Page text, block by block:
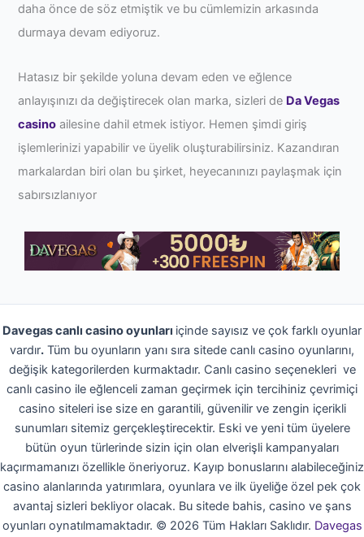
daha önce de söz etmiştik ve bu cümlemizin arkasında
durmaya devam ediyoruz.
Hatasız bir şekilde yoluna devam eden ve eğlence
anlayışınızı da değiştirecek olan marka, sizleri de Da Vegas
casino ailesine dahil etmek istiyor. Hemen şimdi giriş
işlemlerinizi yapabilir ve üyelik oluşturabilirsiniz. Kazandıran
markalardan biri olan bu şirket, heyecanınızı paylaşmak için
sabırsızlanıyor
Davegas canlı casino oyunları içinde sayısız ve çok farklı oyunlar
vardır. Tüm bu oyunların yanı sıra sitede canlı casino oyunlarını,
değişik kategorilerden kurmaktadır. Canlı casino seçenekleri ve
canlı casino ile eğlenceli zaman geçirmek için tercihiniz çevrimiçi
casino siteleri ise size en garantili, güvenilir ve zengin içerikli
sunumları sitemiz gerçekleştirecektir. Eski ve yeni tüm üyelere
bütün oyun türlerinde sizin için olan elverişli kampanyaları
kaçırmamanızı özellikle öneriyoruz. Kayıp bonuslarını alabileceğiniz
casino alanlarında yatırımlara, oyunlara ve ilk üyeliğe özel pek çok
avantaj sizleri bekliyor olacak. Bu sitede bahis, casino ve şans
oyunları oynatılmamaktadır. © 2026 Tüm Hakları Saklıdır. Davegas